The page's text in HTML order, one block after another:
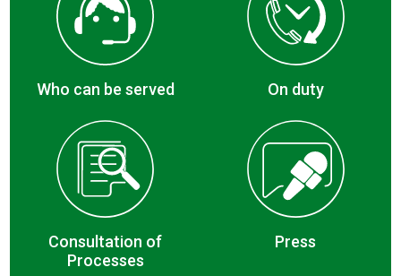
Who can be served On duty
Consultation of
Processes
Press